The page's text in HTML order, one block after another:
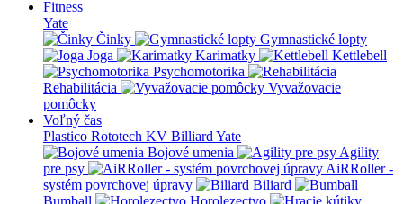
Fitness
Yate
Činky
Gymnastické lopty
Joga
Karimatky
Kettlebell
Psychomotorika
Rehabilitácia
Vyvažovacie
pomôcky
Voľný čas
Plastico Rototech KV Billiard Yate
Bojové umenia
Agility
pre psy
AiRRoller -
systém povrchovej úpravy
Biliard
Bumball
Horolezectvo